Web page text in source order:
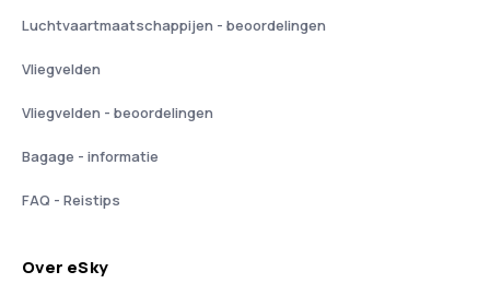
Luchtvaartmaatschappijen - beoordelingen
Vliegvelden
Vliegvelden - beoordelingen
Bagage - informatie
FAQ - Reistips
Over eSky